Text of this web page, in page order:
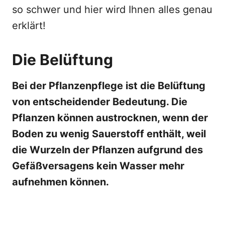
so schwer und hier wird Ihnen alles genau
erklärt!
Die Belüftung
Bei der Pflanzenpflege ist die Belüftung
von entscheidender Bedeutung. Die
Pflanzen können austrocknen, wenn der
Boden zu wenig Sauerstoff enthält, weil
die Wurzeln der Pflanzen aufgrund des
Gefäßversagens kein Wasser mehr
aufnehmen können.